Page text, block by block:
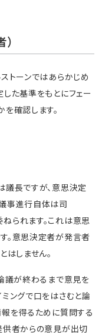
トーンではあらかじめ
た基準をもとにフェー
確認します。
議長ですが、意思決定
事進行自体は司
られます。これは意思
。意思決定者が発言者
はしません。
議が終わるまで意見を
ングで口をはさむと論
を得るために質問する
供者からの意見が出切